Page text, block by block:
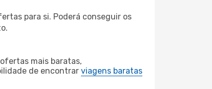
para si. Poderá conseguir os
mais baratas,
de encontrar viagens baratas